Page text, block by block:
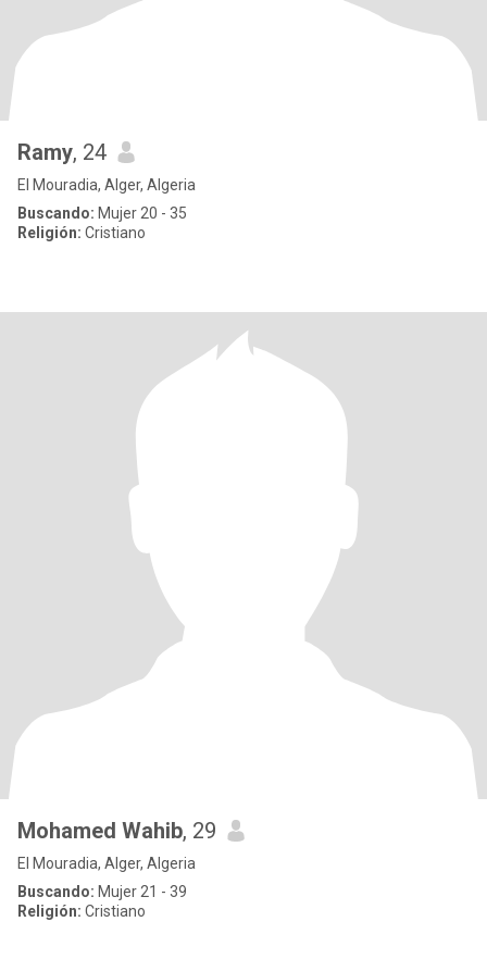
Ramy, 24
El Mouradia, Alger, Algeria
Buscando: Mujer 20 - 35
Religión: Cristiano
Mohamed Wahib, 29
El Mouradia, Alger, Algeria
Buscando: Mujer 21 - 39
Religión: Cristiano